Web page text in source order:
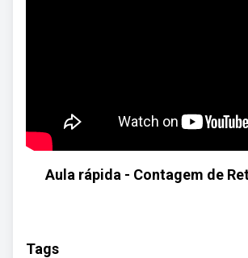
Aula rápida - Contagem de
Tags